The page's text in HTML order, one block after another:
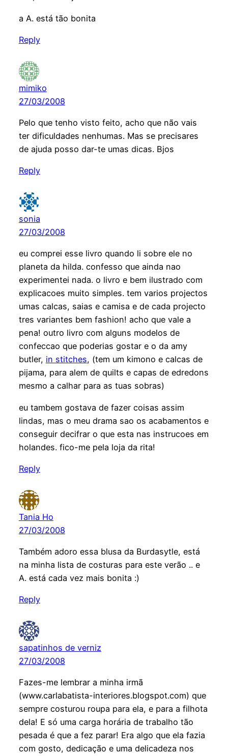
a A. está tão bonita
Reply
mimiko
27/03/2008
Pelo que tenho visto feito, acho que não vais
ter dificuldades nenhumas. Mas se precisares
de ajuda posso dar-te umas dicas. Bjos
Reply
sonia
27/03/2008
eu comprei esse livro quando li sobre ele no
planeta da hilda. confesso que ainda nao
experimentei nada. o livro e bem ilustrado com
explicacoes muito simples. tem varios projectos
umas calcas, saias e camisa e de cada projecto
tres variantes bem fashion! acho que vale a
pena! outro livro com alguns modelos de
confeccao que poderias gostar e o da amy
butler, in stitches, (tem um kimono e calcas de
pijama, para alem de quilts e capas de edredons
mesmo a calhar para as tuas sobras)
eu tambem gostava de fazer coisas assim
lindas, mas o meu drama sao os acabamentos e
conseguir decifrar o que esta nas instrucoes em
holandes. fico-me pela loja da rita!
Reply
Tania Ho
27/03/2008
Também adoro essa blusa da Burdasytle, está
na minha lista de costuras para este verão .. e
A. está cada vez mais bonita :)
Reply
sapatinhos de verniz
27/03/2008
Fazes-me lembrar a minha irmã
(www.carlabatista-interiores.blogspot.com) que
sempre costurou roupa para ela, e para a filhota
dela! E só uma carga horária de trabalho tão
pesada é que a fez parar! Era algo que ela fazia
com gosto, dedicação e uma delicadeza nos